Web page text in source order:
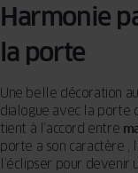
Harmonie
la porte
Une belle décoration
dialogue avec la porte
tient à l’accord entre
porte a son caractère ;
l’éclipser pour devenir